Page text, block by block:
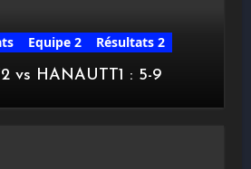
Equipe 2
Résultats 2
vs HANAUTT1 : 5-9